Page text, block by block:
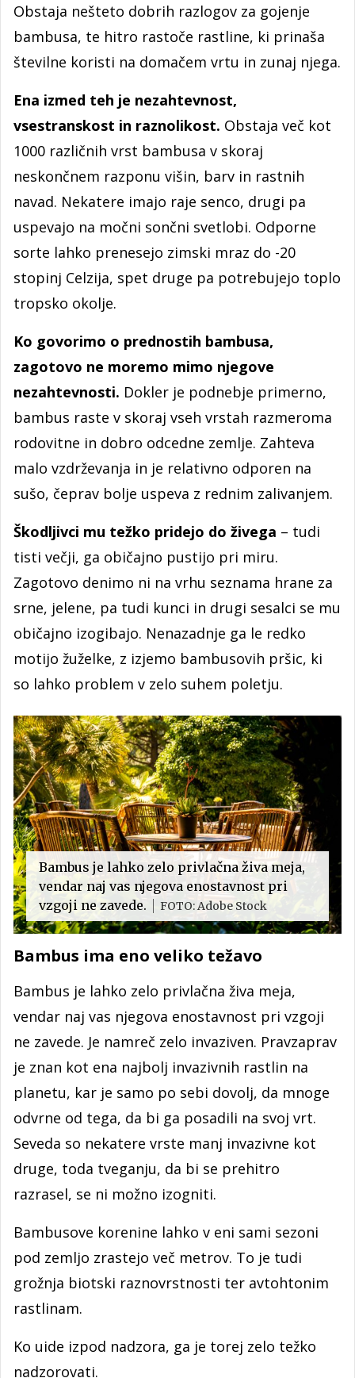
Obstaja nešteto dobrih razlogov za gojenje
bambusa, te hitro rastoče rastline, ki prinaša
številne koristi na domačem vrtu in zunaj njega.
Ena izmed teh je nezahtevnost,
vsestranskost in raznolikost. Obstaja več kot
1000 različnih vrst bambusa v skoraj
neskončnem razponu višin, barv in rastnih
navad. Nekatere imajo raje senco, drugi pa
uspevajo na močni sončni svetlobi. Odporne
sorte lahko prenesejo zimski mraz do -20
stopinj Celzija, spet druge pa potrebujejo toplo
tropsko okolje.
Ko govorimo o prednostih bambusa,
zagotovo ne moremo mimo njegove
nezahtevnosti. Dokler je podnebje primerno,
bambus raste v skoraj vseh vrstah razmeroma
rodovitne in dobro odcedne zemlje. Zahteva
malo vzdrževanja in je relativno odporen na
sušo, čeprav bolje uspeva z rednim zalivanjem.
Škodljivci mu težko pridejo do živega – tudi
tisti večji, ga običajno pustijo pri miru.
Zagotovo denimo ni na vrhu seznama hrane za
srne, jelene, pa tudi kunci in drugi sesalci se mu
običajno izogibajo. Nenazadnje ga le redko
motijo žuželke, z izjemo bambusovih pršic, ki
so lahko problem v zelo suhem poletju.
Bambus je lahko zelo privlačna živa meja,
vendar naj vas njegova enostavnost pri
vzgoji ne zavede.
FOTO: Adobe Stock
Bambus ima eno veliko težavo
Bambus je lahko zelo privlačna živa meja,
vendar naj vas njegova enostavnost pri vzgoji
ne zavede. Je namreč zelo invaziven. Pravzaprav
je znan kot ena najbolj invazivnih rastlin na
planetu, kar je samo po sebi dovolj, da mnoge
odvrne od tega, da bi ga posadili na svoj vrt.
Seveda so nekatere vrste manj invazivne kot
druge, toda tveganju, da bi se prehitro
razrasel, se ni možno izogniti.
Bambusove korenine lahko v eni sami sezoni
pod zemljo zrastejo več metrov. To je tudi
grožnja biotski raznovrstnosti ter avtohtonim
rastlinam.
Ko uide izpod nadzora, ga je torej zelo težko
nadzorovati.